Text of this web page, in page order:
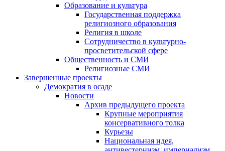
Образование и культура
Государственная поддержка
религиозного образования
Религия в школе
Сотрудничество в культурно-
просветительской сфере
Общественность и СМИ
Религиозные СМИ
Завершенные проекты
Демократия в осаде
Новости
Архив предыдущего проекта
Крупные мероприятия
консервативного толка
Курьезы
Национальная идея,